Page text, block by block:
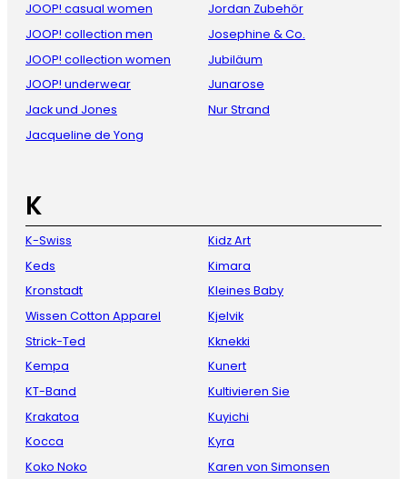
JOOP! casual women
JOOP! collection men
JOOP! collection women
JOOP! underwear
Jack und Jones
Jacqueline de Yong
Jordan Zubehör
Josephine & Co.
Jubiläum
Junarose
Nur Strand
K
K-Swiss
Keds
Kronstadt
Wissen Cotton Apparel
Strick-Ted
Kempa
KT-Band
Krakatoa
Kocca
Koko Noko
Kidz Art
Kimara
Kleines Baby
Kjelvik
Kknekki
Kunert
Kultivieren Sie
Kuyichi
Kyra
Karen von Simonsen